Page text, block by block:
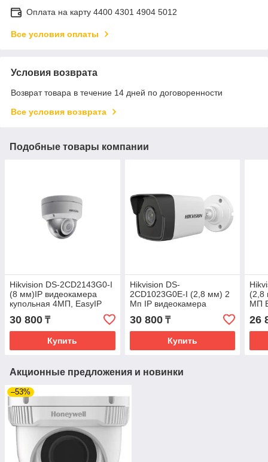
Оплата на карту 4400 4301 4904 5012
Все условия оплаты
Условия возврата
Возврат товара в течение 14 дней по договоренности
Все условия возврата
Подобные товары компании
Hikvision DS-2CD2143G0-I
(8 мм)IP видеокамера
купольная 4МП, EasyIP
30 800 ₸
Купить
Hikvision DS-
2CD1023G0E-I (2,8 мм) 2
Мп IP видеокамера
30 800₸
Купить
(2,8
МП
26
Акционные предложения и новинки
–53%